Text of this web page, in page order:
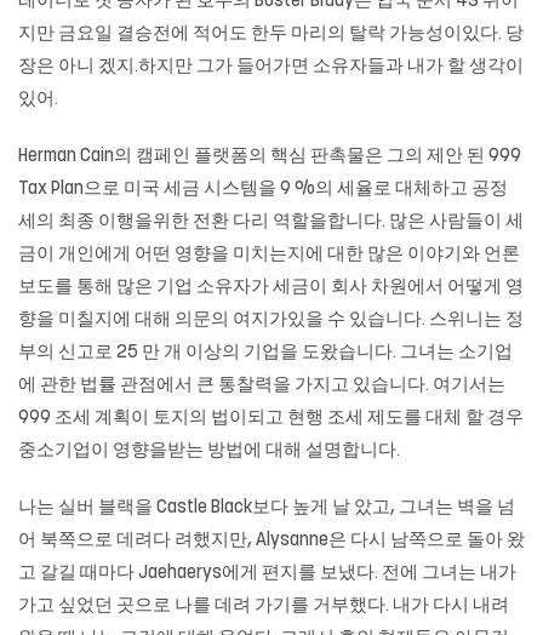
지만 금요일 결승전에 적어도 한두 마리의 탈락 가능성이있다. 당
장은 아니 겠지.하지만 그가 들어가면 소유자들과 내가 할 생각이
있어.
Herman Cain의 캠페인 플랫폼의 핵심 판촉물은 그의 제안 된 999
Tax Plan으로 미국 세금 시스템을 9 %의 세율로 대체하고 공정
세의 최종 이행을위한 전환 다리 역할을합니다. 많은 사람들이 세
금이 개인에게 어떤 영향을 미치는지에 대한 많은 이야기와 언론
보도를 통해 많은 기업 소유자가 세금이 회사 차원에서 어떻게 영
향을 미칠지에 대해 의문의 여지가있을 수 있습니다. 스위니는 정
부의 신고로 25 만 개 이상의 기업을 도왔습니다. 그녀는 소기업
에 관한 법률 관점에서 큰 통찰력을 가지고 있습니다. 여기서는
999 조세 계획이 토지의 법이되고 현행 조세 제도를 대체 할 경우
중소기업이 영향을받는 방법에 대해 설명합니다.
나는 실버 블랙을 Castle Black보다 높게 날 았고, 그녀는 벽을 넘
어 북쪽으로 데려다 려했지만, Alysanne은 다시 남쪽으로 돌아 왔
고 갈길 때마다 Jaehaerys에게 편지를 보냈다. 전에 그녀는 내가
가고 싶었던 곳으로 나를 데려 가기를 거부했다. 내가 다시 내려